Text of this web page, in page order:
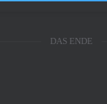
DAS ENDE